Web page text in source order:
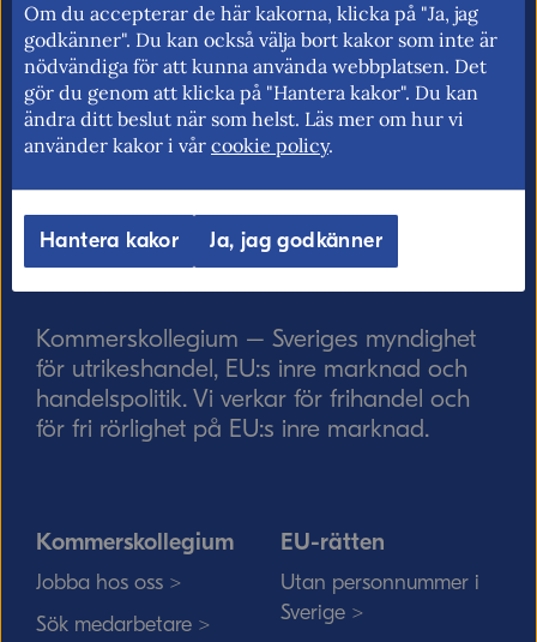
Ordverifiering Uppdatera captcha
Kommerskollegium – Sveriges myndighet
för utrikeshandel, EU:s inre marknad och
handelspolitik. Vi verkar för frihandel och
för fri rörlighet på EU:s inre marknad.
Kommerskollegium
Jobba hos oss >
Sök medarbetare >
EU-rätten
Utan personnummer i
Sverige >
Om du accepterar de här kakorna, klicka på "Ja, jag
godkänner". Du kan också välja bort kakor som inte är
nödvändiga för att kunna använda webbplatsen. Det
gör du genom att klicka på "Hantera kakor". Du kan
ändra ditt beslut när som helst. Läs mer om hur vi
använder kakor i vår cookie policy.
Hantera kakor Ja, jag godkänner